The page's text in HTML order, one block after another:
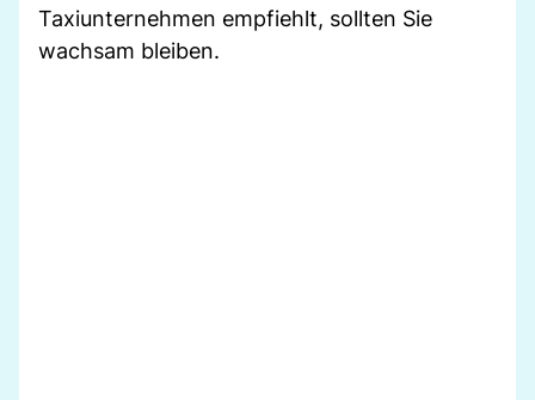
Taxiunternehmen empfiehlt, sollten Sie
wachsam bleiben.